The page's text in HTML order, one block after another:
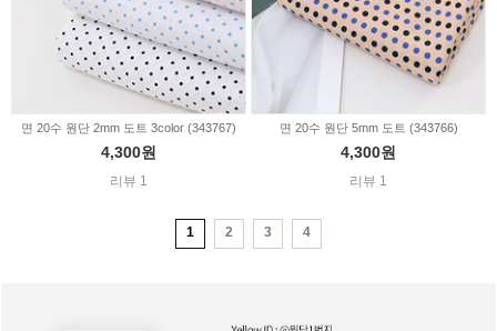
면 20수 원단 2mm 도트 3color (343767)
4,300원
리뷰 1
면 20수 원단 5mm 도트 (343766)
4,300원
리뷰 1
1 2 3 4